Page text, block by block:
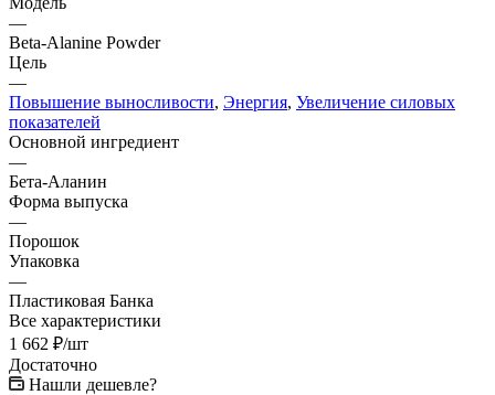
—
Beta-Alanine Powder
Цель
—
Повышение выносливости, Энергия, Увеличение силовых
показателей
Основной ингредиент
—
Бета-Аланин
Форма выпуска
—
Порошок
Упаковка
—
Пластиковая Банка
Все характеристики
1 662 ₽/шт
Достаточно
Нашли дешевле?